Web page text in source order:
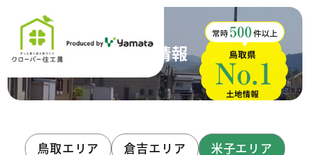
土地情報
鳥取エリア 倉吉エリア 米子エリア